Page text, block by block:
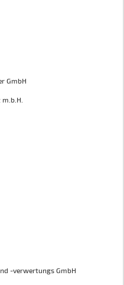
GmbH
-verwertungs GmbH